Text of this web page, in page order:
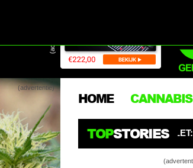
(advertentie)
(advertentie)
HOME CANNABIS
TOPSTORIES
OPGELET: CANNABINOÏDEN